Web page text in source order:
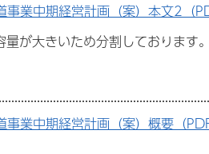
事業中期経営計画（案）本文2（
が大きいため分割しております
事業中期経営計画（案）概要（